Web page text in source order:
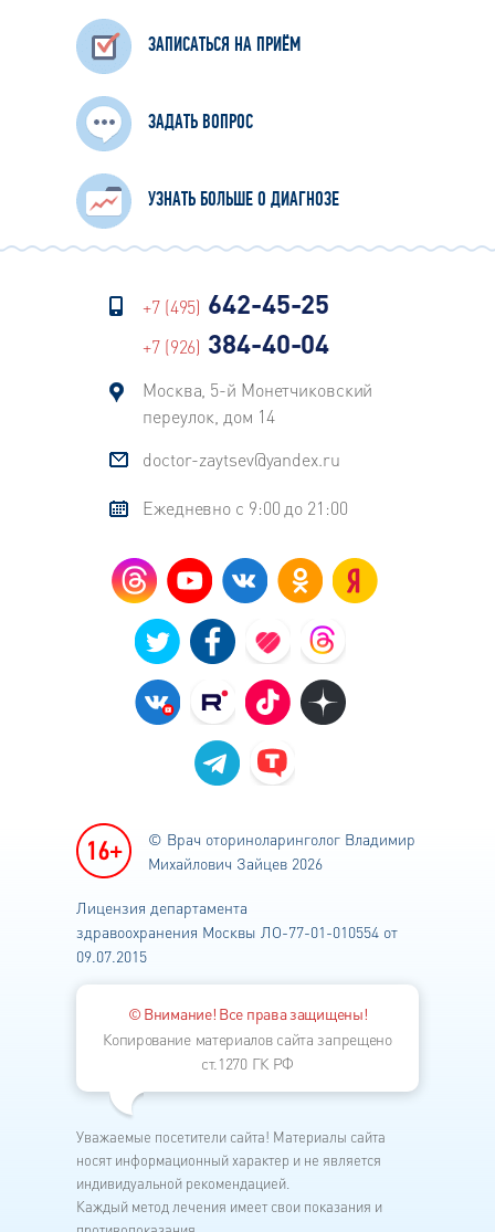
ЗАПИСАТЬСЯ НА ПРИЁМ
ЗАДАТЬ ВОПРОС
УЗНАТЬ БОЛЬШЕ О ДИАГНОЗЕ
+7 (495) 642-45-25
+7 (926) 384-40-04
Москва, 5-й Монетчиковский
переулок, дом 14
doctor-zaytsev@yandex.ru
Ежедневно с 9:00 до 21:00
© Врач оториноларинголог Владимир
Михайлович Зайцев 2026
Лицензия департамента
здравоохранения Москвы ЛО-77-01-010554 от
09.07.2015
© Внимание! Все права защищены!
Копирование материалов сайта запрещено
ст.1270 ГК РФ
Уважаемые посетители сайта! Материалы сайта
носят информационный характер и не является
индивидуальной рекомендацией.
Каждый метод лечения имеет свои показания и